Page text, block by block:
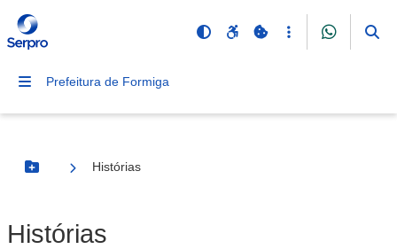
Prefeitura de Formiga
Botão Menu
Histórias
Histórias